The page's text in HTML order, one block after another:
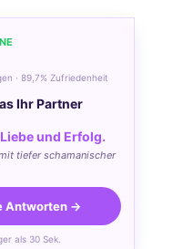
· 89,7% Zufriedenheit
Ihr Partner
und Erfolg.
tiefer schamanischer
Antworten →
als 30 Sek.